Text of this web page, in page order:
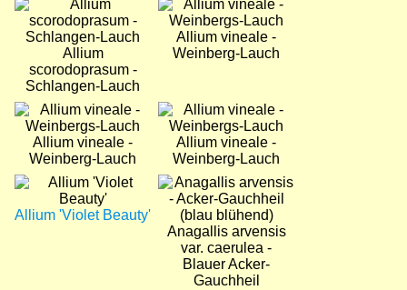
Bild
Allium
scorodoprasum -
Schlangen-Lauch
Bild
Allium vineale -
Weinberg-Lauch
Bild
Allium vineale -
Weinberg-Lauch
Bild
Allium vineale -
Weinberg-Lauch
Bild
Allium 'Violet Beauty'
Bild
Anagallis arvensis
var. caerulea -
Blauer Acker-
Gauchheil